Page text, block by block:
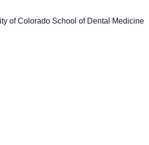
of Colorado School of Dental Medicine